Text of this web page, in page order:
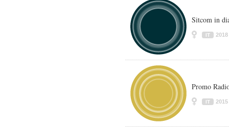
Sitcom in
IT 2018
Promo
IT 2015